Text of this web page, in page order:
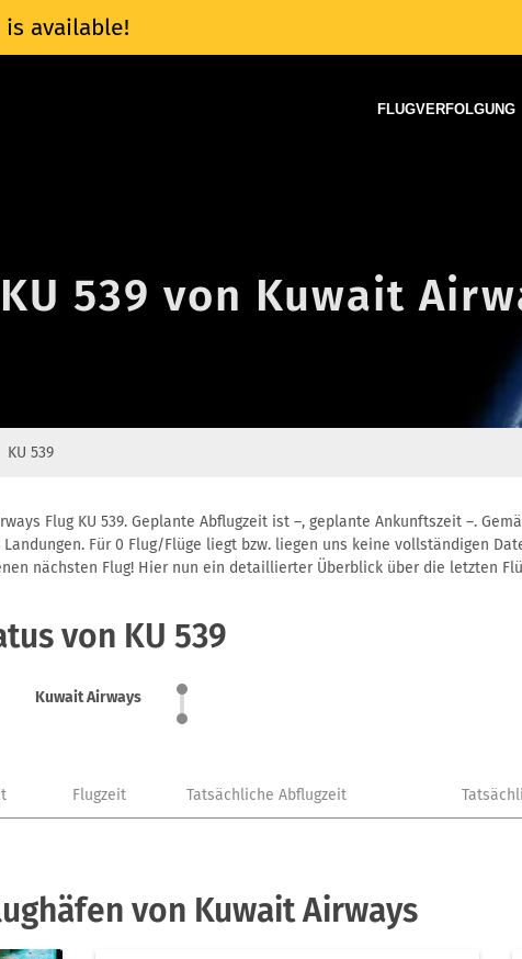
available!
FLUGVERFOLGUNG
539 von Kuwait
KU 539
Flug KU 539. Geplante Abflugzeit ist –, geplante Ankunftszeit –.
Für 0 Flug/Flüge liegt bzw. liegen uns keine vollständigen
nächsten Flug! Hier nun ein detaillierter Überblick über die letzten
von KU 539
Kuwait Airways
Flugzeit Tatsächliche Abflugzeit
von Kuwait Airways